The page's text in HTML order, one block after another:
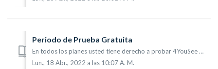
Periodo de Prueba Gratuita
En todos los planes usted tiene derecho a probar 4YouSee GRATIS por 14 días. El proceso es simple en menos de 3 minutos usted ya puede ver y administrar su...
Lun., 18 Abr., 2022 a las 10:07 A. M.